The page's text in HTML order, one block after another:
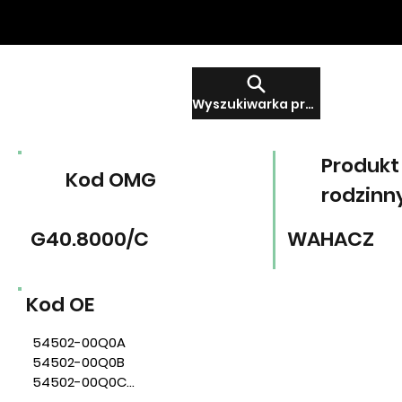
Wyszukiwarka produktów
Produkt
Kod OMG
WAHACZ
G40.8000/C
Kod OE
54502-00Q0A
54502-00Q0B
54502-00Q0C